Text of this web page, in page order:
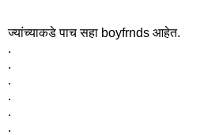
ज्यांच्याकडे पाच सहा boyfrnds आहेत.
.
.
.
.
.
.